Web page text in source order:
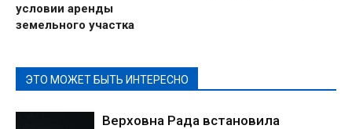
условии аренды
земельного участка
ЭТО МОЖЕТ БЫТЬ ИНТЕРЕСНО
Верховна Рада встановила